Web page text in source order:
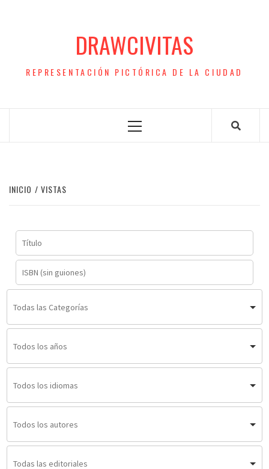
DRAWCIVITAS
REPRESENTACIÓN PICTÓRICA DE LA CIUDAD
Menú
INICIO VISTAS